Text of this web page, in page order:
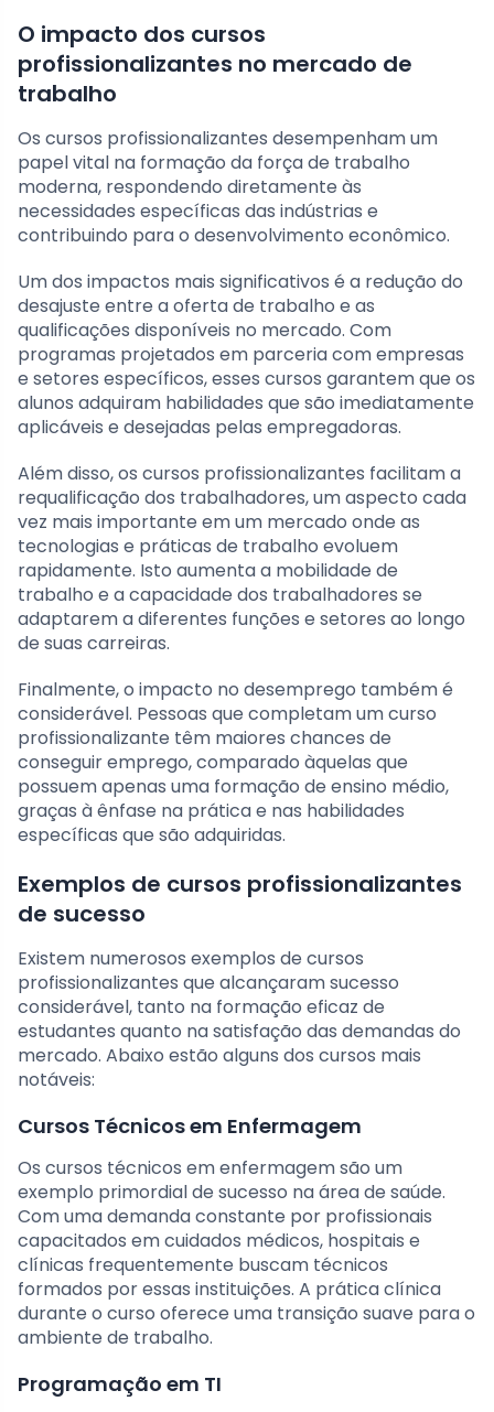
O impacto dos cursos
profissionalizantes no mercado de
trabalho
Os cursos profissionalizantes desempenham um
papel vital na formação da força de trabalho
moderna, respondendo diretamente às
necessidades específicas das indústrias e
contribuindo para o desenvolvimento econômico.
Um dos impactos mais significativos é a redução do
desajuste entre a oferta de trabalho e as
qualificações disponíveis no mercado. Com
programas projetados em parceria com empresas
e setores específicos, esses cursos garantem que os
alunos adquiram habilidades que são imediatamente
aplicáveis e desejadas pelas empregadoras.
Além disso, os cursos profissionalizantes facilitam a
requalificação dos trabalhadores, um aspecto cada
vez mais importante em um mercado onde as
tecnologias e práticas de trabalho evoluem
rapidamente. Isto aumenta a mobilidade de
trabalho e a capacidade dos trabalhadores se
adaptarem a diferentes funções e setores ao longo
de suas carreiras.
Finalmente, o impacto no desemprego também é
considerável. Pessoas que completam um curso
profissionalizante têm maiores chances de
conseguir emprego, comparado àquelas que
possuem apenas uma formação de ensino médio,
graças à ênfase na prática e nas habilidades
específicas que são adquiridas.
Exemplos de cursos profissionalizantes
de sucesso
Existem numerosos exemplos de cursos
profissionalizantes que alcançaram sucesso
considerável, tanto na formação eficaz de
estudantes quanto na satisfação das demandas do
mercado. Abaixo estão alguns dos cursos mais
notáveis:
Cursos Técnicos em Enfermagem
Os cursos técnicos em enfermagem são um
exemplo primordial de sucesso na área de saúde.
Com uma demanda constante por profissionais
capacitados em cuidados médicos, hospitais e
clínicas frequentemente buscam técnicos
formados por essas instituições. A prática clínica
durante o curso oferece uma transição suave para o
ambiente de trabalho.
Programação em TI